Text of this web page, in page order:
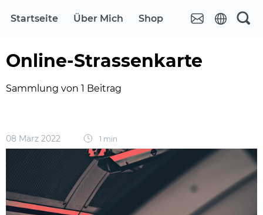
Startseite Über Mich Shop
Online-Strassenkarte
Sammlung von 1 Beitrag
08 März 2022 1 min